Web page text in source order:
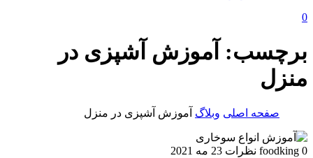
0
برچسب: آموزش آشپزی در
منزل
صفحه اصلی وبلاگ آموزش آشپزی در منزل
foodking 0 نظرات 23 مه 2021